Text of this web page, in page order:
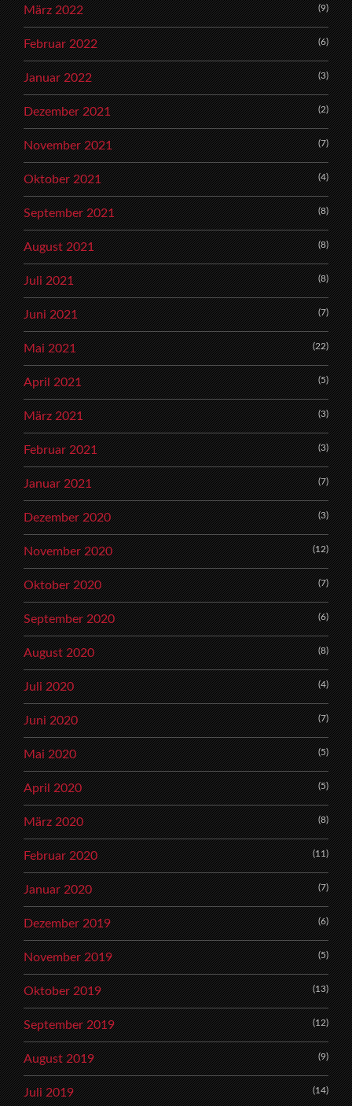
März 2022 (9)
Februar 2022 (6)
Januar 2022 (3)
Dezember 2021 (2)
November 2021 (7)
Oktober 2021 (4)
September 2021 (8)
August 2021 (8)
Juli 2021 (8)
Juni 2021 (7)
Mai 2021 (22)
April 2021 (5)
März 2021 (3)
Februar 2021 (3)
Januar 2021 (7)
Dezember 2020 (3)
November 2020 (12)
Oktober 2020 (7)
September 2020 (6)
August 2020 (8)
Juli 2020 (4)
Juni 2020 (7)
Mai 2020 (5)
April 2020 (5)
März 2020 (8)
Februar 2020 (11)
Januar 2020 (7)
Dezember 2019 (6)
November 2019 (5)
Oktober 2019 (13)
September 2019 (12)
August 2019 (9)
Juli 2019 (14)